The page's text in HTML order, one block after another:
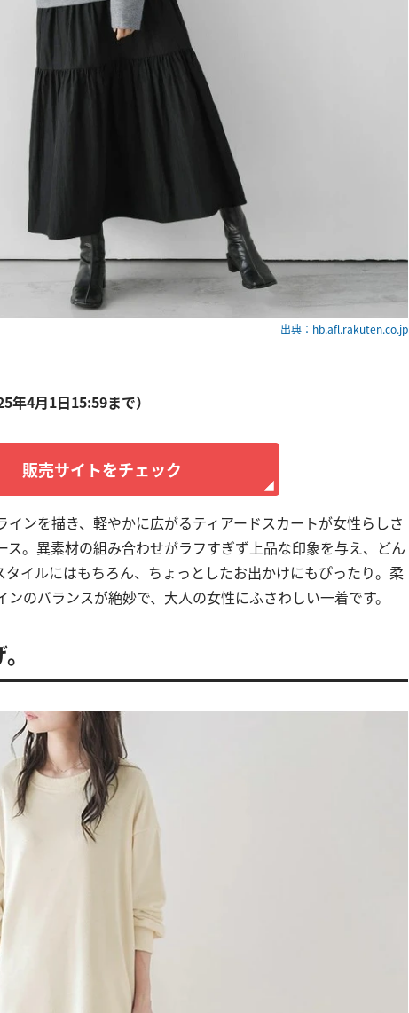
出典：hb.afl.rakuten.co.jp
年4月1日15:59まで）
販売サイトをチェック
ンを描き、軽やかに広がるティアードスカートが女性らしさ
ス。異素材の組み合わせがラフすぎず上品な印象を与え、どん
イルにはもちろん、ちょっとしたお出かけにもぴったり。柔
のバランスが絶妙で、大人の女性にふさわしい一着です。